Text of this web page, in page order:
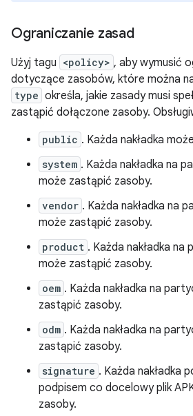
Ograniczanie zasad
Użyj tagu <policy> , aby wymusić
dotyczące zasobów, które można
type określa, jakie zasady musi
zastąpić dołączone zasoby.
public . Każda nakładka
system . Każda nakładka na
może zastąpić zasoby.
vendor . Każda nakładka na
może zastąpić zasoby.
product . Każda nakładka
może zastąpić zasoby.
oem . Każda nakładka na
zastąpić zasoby.
odm . Każda nakładka na
zastąpić zasoby.
signature . Każda nakładka
podpisem co docelowy plik
zasoby.